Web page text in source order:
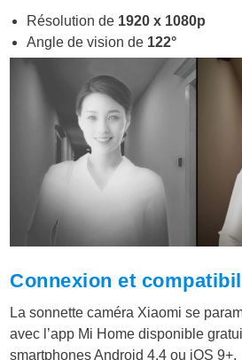
Résolution de 1920 x 1080p
Angle de vision de 122°
Connexion et
La sonnette caméra Xiaomi se
avec l’app Mi Home disponible
smartphones Android 4.4 ou iOS 9+.